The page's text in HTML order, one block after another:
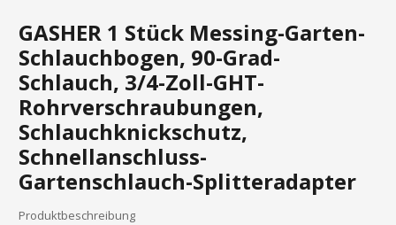
GASHER 1 Stück Messing-Garten-
Schlauchbogen, 90-Grad-
Schlauch, 3/4-Zoll-GHT-
Rohrverschraubungen,
Schlauchknickschutz,
Schnellanschluss-
Gartenschlauch-Splitteradapter
Produktbeschreibung